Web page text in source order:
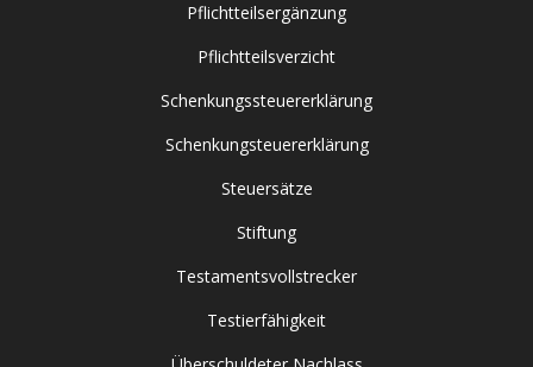
Pflichtteilsergänzung
Pflichtteilsverzicht
Schenkungssteuererklärung
Schenkungsteuererklärung
Steuersätze
Stiftung
Testamentsvollstrecker
Testierfähigkeit